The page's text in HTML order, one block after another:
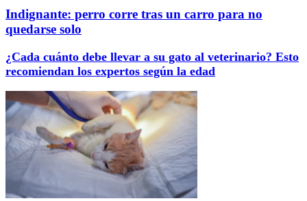
Indignante: perro corre tras un carro para no
quedarse solo
¿Cada cuánto debe llevar a su gato al veterinario? Esto
recomiendan los expertos según la edad